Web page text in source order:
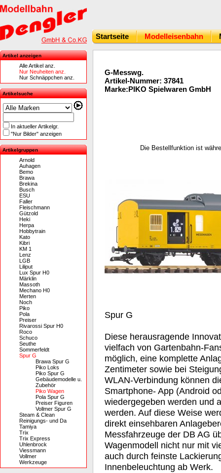
Startseite Modelleisenbahn
Artikel anzeigen
Alle Artikel anz.
Nur Neuheiten anz.
Nur Schnäppchen anz.
Artikelsuche
In aktueller Artikelgr.
"Nur Bilder" anzeigen
Artikelgruppen
Arnold
Auhagen
Bemo
Brawa
Brekina
Busch
ESU
Faller
Fleischmann
Gützold
Heki
Herpa
Hobbytrain
Kato
Kibri
KM 1
Lenz
LGB
Liliput
Lux Spur H0
Märklin
Massoth
Mechano H0
Merten
Noch
Piko
Pola
Preiser
Rivarossi Spur H0
Roco
Schuco
Seuthe
Sommerfeldt
Spur G
Brawa Spur G
Piko Loks
Piko Spur G
Gebäudemodelle u.
Zubehör
Piko Wagen
Pola Spur G
Preiser Figuren
Vollmer Spur G
Steam & Clean
Reinigungs- und Da
Tamiya
Trix
Trix Express
Uhlenbrock
Viessmann
Vollmer
Werkzeuge
G-Messwg.
Artikel-Nummer: 37841
Marke:PIKO Spielwaren GmbH
Die Bestellfunktion ist
Spur G
Diese herausragende
vielfach von Gartenbahn-
möglich, eine komplette
Zentimeter sowie bei
WLAN-Verbindung können
Smartphone- App (Android
wiedergegeben werden und
werden. Auf diese Weise
direkt einsehbaren
Messfahrzeuge der DB AG
Wagenmodell nicht nur mit
auch durch feinste
Innenbeleuchtung ab Werk.